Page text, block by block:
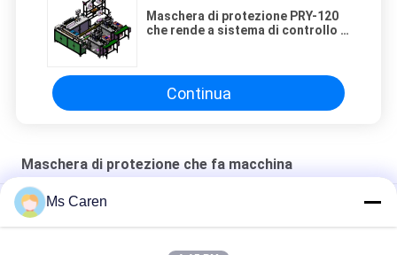
Maschera di protezione PRY-120
che rende a sistema di controllo a
Continua
Maschera di protezione che fa macchina
Maschera di protezione non tessuta eliminabile che fa la linea
di produzione a macchina della maschera di protezione
Ms Caren